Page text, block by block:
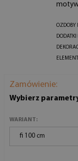
OZDOBY
DODATKI
Zamówienie:
Wybierz
WARIANT:
fi 100 cm